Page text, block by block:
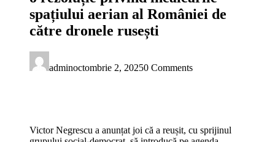
spațiului aerian al României de
către dronele rusești
adminoctombrie 2, 20250 Comments
Victor Negrescu a anunțat joi că a reușit, cu sprijinul